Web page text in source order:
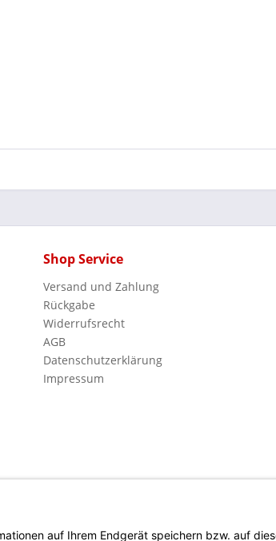
Shop Service
Versand und Zahlung
Rückgabe
Widerrufsrecht
AGB
Datenschutzerklärung
Impressum